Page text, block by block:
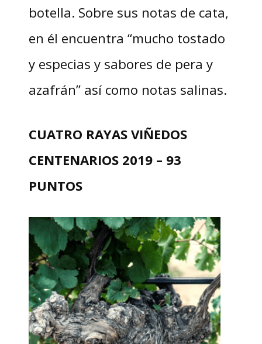
botella. Sobre sus notas de cata,
en él encuentra “mucho tostado
y especias y sabores de pera y
azafrán” así como notas salinas.
CUATRO RAYAS VIÑEDOS
CENTENARIOS 2019 – 93
PUNTOS